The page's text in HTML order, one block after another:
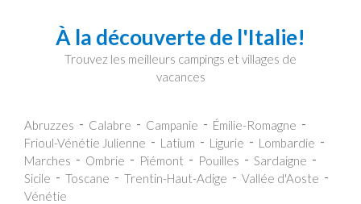
À la découverte de l'Italie!
Trouvez les meilleurs campings et villages de
vacances
Abruzzes Calabre Campanie
Émilie-Romagne
Frioul-Vénétie Julienne
Latium Ligurie
Lombardie
Marches
Ombrie Piémont Pouilles
Sardaigne
Sicile
Toscane Trentin-Haut-Adige
Vallée d'Aoste
Vénétie